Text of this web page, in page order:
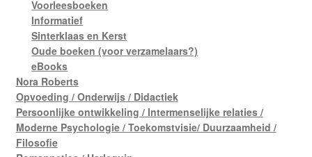
Voorleesboeken
Informatief
Sinterklaas en Kerst
Oude boeken (voor verzamelaars?)
eBooks
Nora Roberts
Opvoeding / Onderwijs / Didactiek
Persoonlijke ontwikkeling / Intermenselijke relaties /
Moderne Psychologie / Toekomstvisie/ Duurzaamheid /
Filosofie